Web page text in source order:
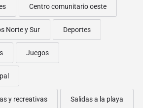
Centro comunitario oeste
Norte y Sur Deportes
Juegos
y recreativas Salidas a la playa